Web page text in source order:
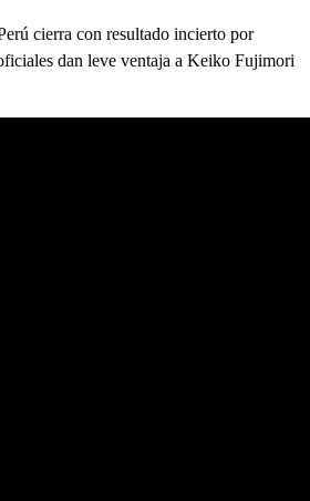
cierra con resultado incierto por
dan leve ventaja a Keiko Fujimori